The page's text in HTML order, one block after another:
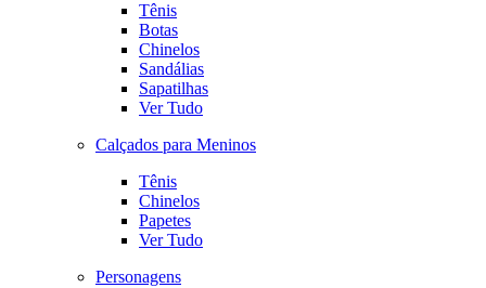
Tênis
Botas
Chinelos
Sandálias
Sapatilhas
Ver Tudo
Calçados para Meninos
Tênis
Chinelos
Papetes
Ver Tudo
Personagens